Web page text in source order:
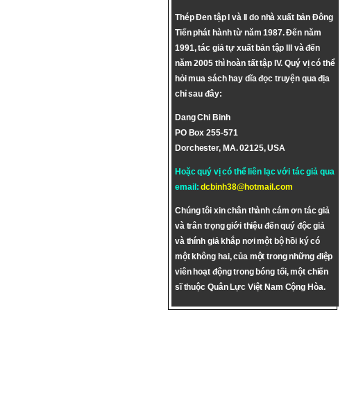
Thép Đen tập I và II do nhà xuất bản Đông
Tiến phát hành từ năm 1987. Đến năm
1991, tác giả tự xuất bản tập III và đến
năm 2005 thì hoàn tất tập IV. Quý vị có thể
hỏi mua sách hay dĩa đọc truyện qua địa
chỉ sau đây:
Dang Chi Binh
PO Box 255-571
Dorchester, MA. 02125, USA
Hoặc quý vị có thể liên lạc với tác giả qua
email:dcbinh38@hotmail.com
Chúng tôi xin chân thành cám ơn tác giả
và trân trọng giới thiệu đến quý độc giả
và thính giả khắp nơi một bộ hồi ký có
một không hai, của một trong những điệp
viên hoạt động trong bóng tối, một chiến
sĩ thuộc Quân Lực Việt Nam Cộng Hòa.